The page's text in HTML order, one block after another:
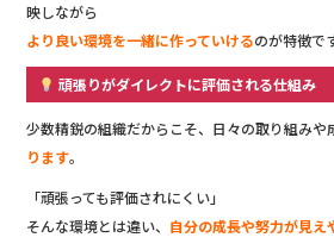
映しながら
より良い環境を一緒に作っていけるのが特徴で
頑張りがダイレクトに評価される仕組み
少数精鋭の組織だからこそ、日々の取り組みや
ります。
「頑張っても評価されにくい」
そんな環境とは違い、 自分の成長や努力が見え